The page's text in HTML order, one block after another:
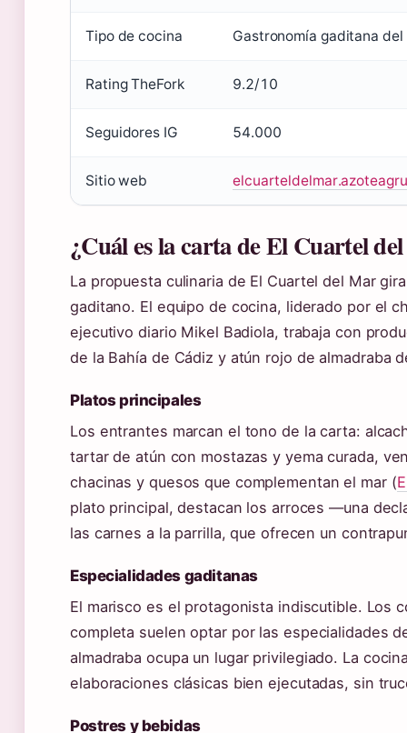
Tipo de cocina Gastronomía gaditana del
Rating TheFork 9.2/10
Seguidores IG 54.000
Sitio web
¿Cuál es la carta de El Cuartel
La propuesta culinaria de El Cuartel del Mar
gaditano. El equipo de cocina, liderado por el
ejecutivo diario Mikel Badiola, trabaja con
de la Bahía de Cádiz y atún rojo de almadraba
Platos principales
Los entrantes marcan el tono de la carta:
tartar de atún con mostazas y yema curada,
chacinas y quesos que complementan el mar (
plato principal, destacan los arroces —una
las carnes a la parrilla, que ofrecen un
Especialidades gaditanas
El marisco es el protagonista indiscutible. Los
completa suelen optar por las especialidades
almadraba ocupa un lugar privilegiado. La
elaboraciones clásicas bien ejecutadas, sin
Postres y bebidas